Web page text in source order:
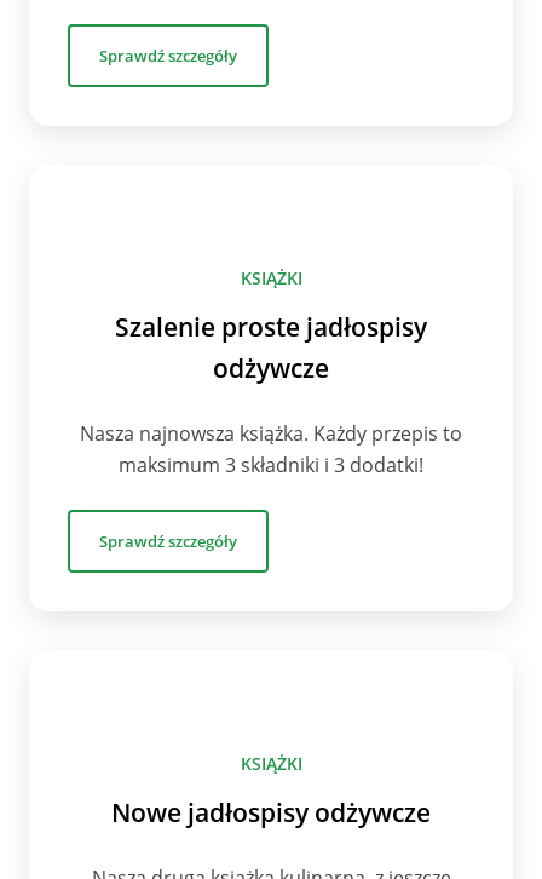
Sprawdź szczegóły
KSIĄŻKI
Szalenie proste jadłospisy
odżywcze
Nasza najnowsza książka. Każdy przepis to
maksimum 3 składniki i 3 dodatki!
Sprawdź szczegóły
KSIĄŻKI
Nowe jadłospisy odżywcze